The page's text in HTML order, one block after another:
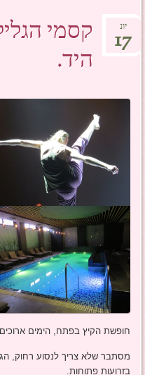
קסמי
היד.
יונ
17
חופשת הקיץ בפתח, הימים ארוכים
מסתבר שלא צריך לנסוע רחוק,
בזרועות פתוחות.